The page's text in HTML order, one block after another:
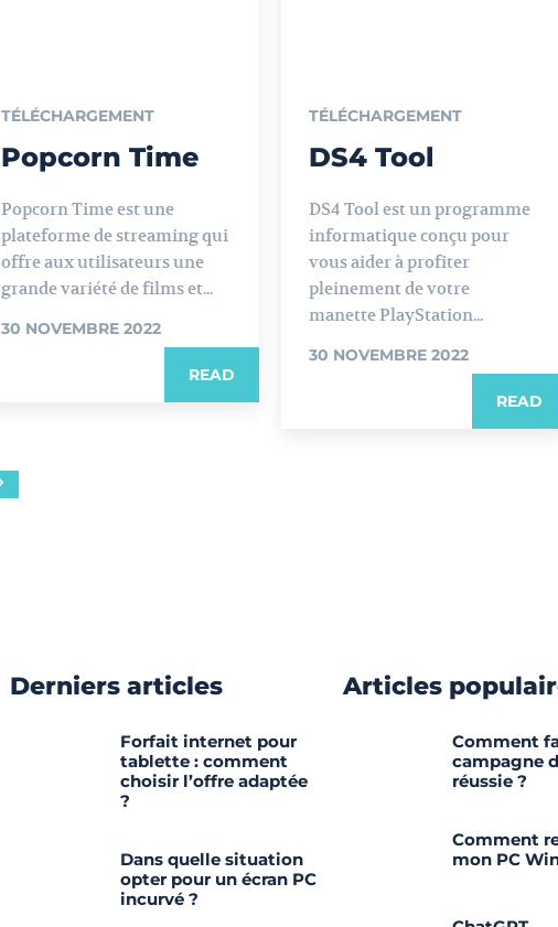
TÉLÉCHARGEMENT
Popcorn Time
Popcorn Time est une
plateforme de streaming qui
offre aux utilisateurs une
grande variété de films et...
30 NOVEMBRE 2022
READ
TÉLÉCHARGEMENT
DS4 Tool
DS4 Tool est un programme
informatique conçu pour
vous aider à profiter
pleinement de votre
manette PlayStation...
30 NOVEMBRE 2022
READ
Derniers articles
Forfait internet pour
tablette : comment
choisir l’offre adaptée
?
Dans quelle situation
opter pour un écran PC
incurvé ?
Articles
Comment
campagne
réussie ?
Comment
mon PC